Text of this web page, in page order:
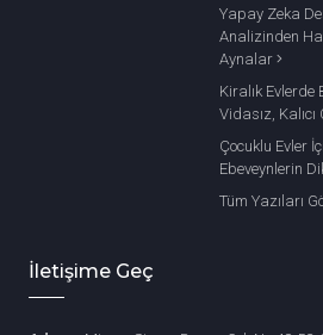
Yapay Zeka
Analizinden
Aynalar
Kiralık Evlerde
Vidasız,
Çocuklu Evler
Ebeveynlerin
Tüm Yazıları
İletişime Geç